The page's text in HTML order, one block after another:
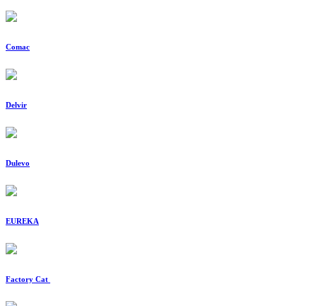
Comac
Delvir
Dulevo
EUREKA
Factory Cat